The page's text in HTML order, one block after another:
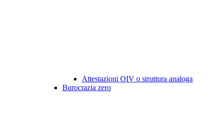
Attestazioni OIV o struttura analoga
Burocrazia zero